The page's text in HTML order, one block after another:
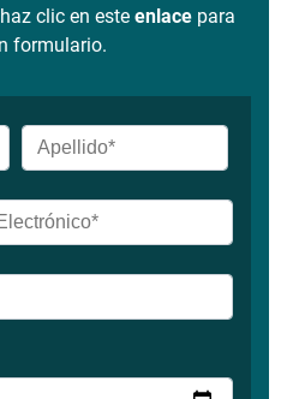
clic en este enlacepara
formulario.